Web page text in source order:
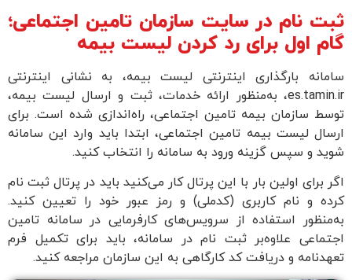
ثبت نام در سایت سازمان تامین اجتماعی؛
گام اول برای رد کردن لیست بیمه
سامانه بارگذاری اینترنتی لیست بیمه، به نشانی اینترنتی
es.tamin.ir، به‌منظور ارائه خدمات، ثبت و ارسال لیست بیمه،
توسط سازمان بیمه تامین اجتماعی، راه‌اندازی شده است. برای
ارسال لیست بیمه تامین اجتماعی، ابتدا باید وارد این سامانه
شوید و سپس گزینه ورود به سامانه را انتخاب کنید.
اگر برای اولین بار با این پرتال کار می‌کنید باید در پرتال ثبت نام
کرده و نام کاربری (کدملی) و رمز عبور خود را تعیین کنید.
به‌منظور استفاده از سرویس‌های کارفرمایی در سامانه تامین
اجتماعی علاوه‌بر ثبت نام در سامانه، باید برای تکمیل فرم
تعهدنامه و دریافت کد کارگاهی به این سازمان مراجعه کنید.